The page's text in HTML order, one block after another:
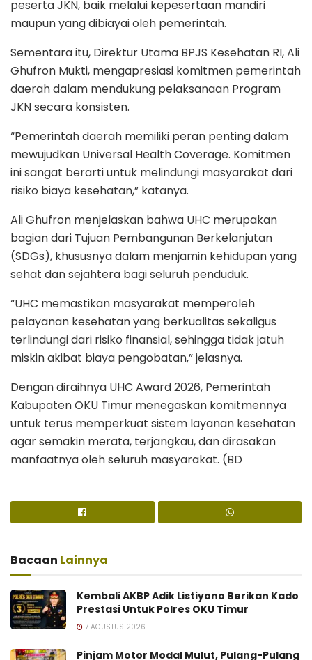
peserta JKN, baik melalui kepesertaan mandiri
maupun yang dibiayai oleh pemerintah.
Sementara itu, Direktur Utama BPJS Kesehatan RI, Ali
Ghufron Mukti, mengapresiasi komitmen pemerintah
daerah dalam mendukung pelaksanaan Program
JKN secara konsisten.
“Pemerintah daerah memiliki peran penting dalam
mewujudkan Universal Health Coverage. Komitmen
ini sangat berarti untuk melindungi masyarakat dari
risiko biaya kesehatan,” katanya.
Ali Ghufron menjelaskan bahwa UHC merupakan
bagian dari Tujuan Pembangunan Berkelanjutan
(SDGs), khususnya dalam menjamin kehidupan yang
sehat dan sejahtera bagi seluruh penduduk.
“UHC memastikan masyarakat memperoleh
pelayanan kesehatan yang berkualitas sekaligus
terlindungi dari risiko finansial, sehingga tidak jatuh
miskin akibat biaya pengobatan,” jelasnya.
Dengan diraihnya UHC Award 2026, Pemerintah
Kabupaten OKU Timur menegaskan komitmennya
untuk terus memperkuat sistem layanan kesehatan
agar semakin merata, terjangkau, dan dirasakan
manfaatnya oleh seluruh masyarakat. (BD
Bacaan Lainnya
Kembali AKBP Adik Listiyono Berikan Kado
Prestasi Untuk Polres OKU Timur
7 AGUSTUS 2026
Pinjam Motor Modal Mulut, Pulang-Pulang